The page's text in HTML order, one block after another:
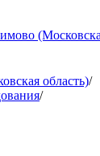
область)/
/